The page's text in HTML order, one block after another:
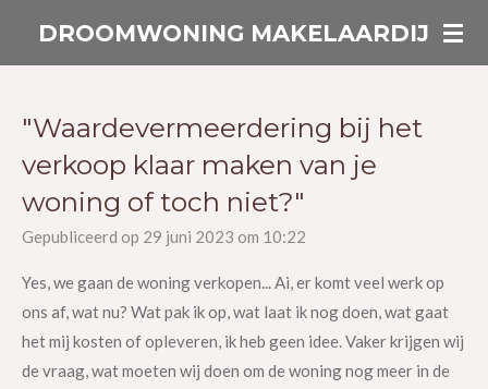
hoofdinhoud
DROOMWONING MAKELAARDIJ
"Waardevermeerdering bij het
verkoop klaar maken van je
woning of toch niet?"
Gepubliceerd op 29 juni 2023 om 10:22
Yes, we gaan de woning verkopen... Ai, er komt veel werk op
ons af, wat nu? Wat pak ik op, wat laat ik nog doen, wat gaat
het mij kosten of opleveren, ik heb geen idee. Vaker krijgen wij
de vraag, wat moeten wij doen om de woning nog meer in de